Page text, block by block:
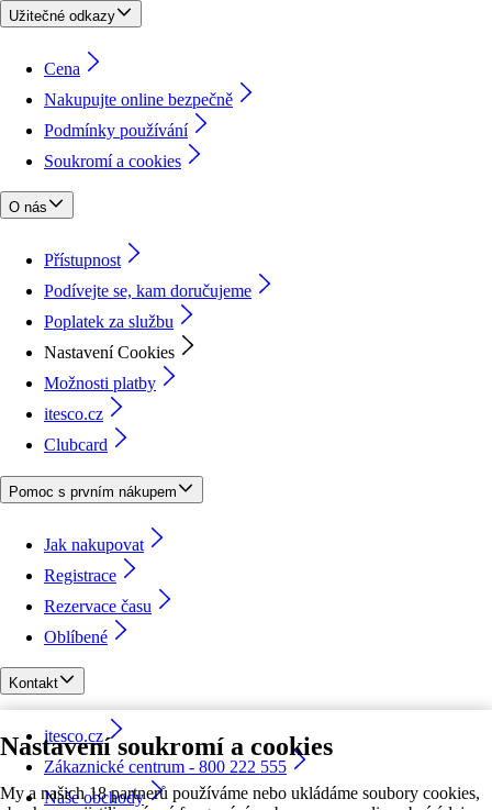
Nastavení soukromí a cookies
My a našich 18 partnerů používáme nebo ukládáme soubory cookies,
Užitečné odkazy
Cena
Nakupujte online bezpečně
Podmínky používání
Soukromí a cookies
O nás
Přístupnost
Podívejte se, kam doručujeme
Poplatek za službu
Nastavení Cookies
Možnosti platby
itesco.cz
Clubcard
Pomoc s prvním nákupem
Jak nakupovat
Registrace
Rezervace času
Oblíbené
Kontakt
itesco.cz
Zákaznické centrum - 800 222 555
Naše obchody